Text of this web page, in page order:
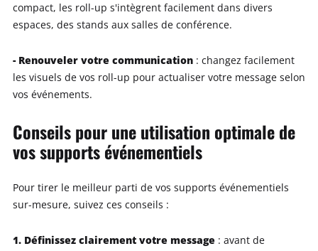
compact, les roll-up s'intègrent facilement dans divers
espaces, des stands aux salles de conférence.
- Renouveler votre communication: changez facilement
les visuels de vos roll-up pour actualiser votre message selon
vos événements.
Conseils pour une utilisation optimale de
vos supports événementiels
Pour tirer le meilleur parti de vos supports événementiels
sur-mesure, suivez ces conseils :
1. Définissez clairement votre message : avant de